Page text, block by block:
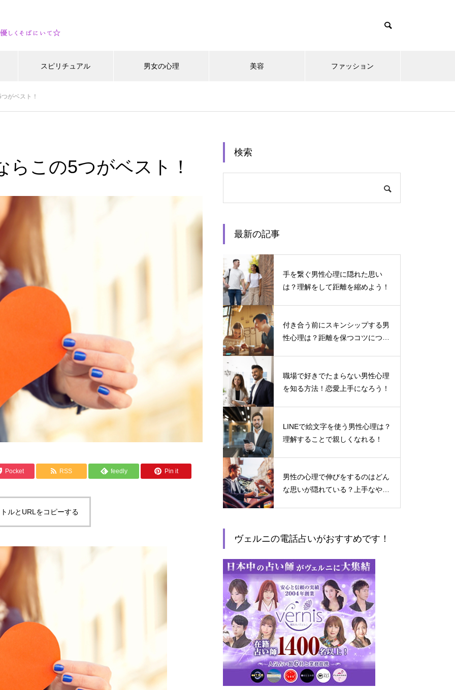
スピリチュアル 男女の心理 美容 ファッション
がベスト！
らこの5つがベスト！
Pocket RSS feedly Pin it
ルとURLをコピーする
検索
最新の記事
手を繋ぐ男性心理に隠れた思い
は？理解をして距離を縮めよう！
付き合う前にスキンシップする男
性心理は？距離を保つコツについ
職場で好きでたまらない男性心理
を知る方法！恋愛上手になろう！
LINEで絵文字を使う男性心理は？
理解することで親しくなれる！
男性の心理で伸びをするのはどん
な思いが隠れている？上手なやり
ヴェルニの電話占いがおすすめです！